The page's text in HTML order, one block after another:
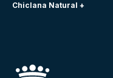
Chiclana Natural +